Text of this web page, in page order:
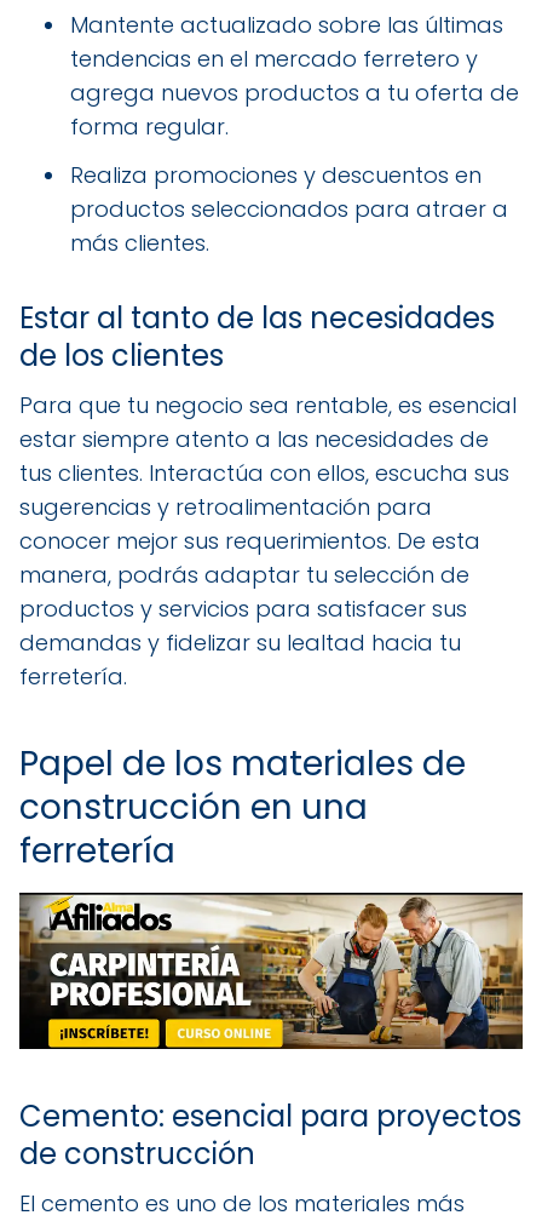
Mantente actualizado sobre las últimas
tendencias en el mercado ferretero y
agrega nuevos productos a tu oferta de
forma regular.
Realiza promociones y descuentos en
productos seleccionados para atraer a
más clientes.
Estar al tanto de las necesidades
de los clientes
Para que tu negocio sea rentable, es esencial
estar siempre atento a las necesidades de
tus clientes. Interactúa con ellos, escucha sus
sugerencias y retroalimentación para
conocer mejor sus requerimientos. De esta
manera, podrás adaptar tu selección de
productos y servicios para satisfacer sus
demandas y fidelizar su lealtad hacia tu
ferretería.
Papel de los materiales de
construcción en una
ferretería
Cemento: esencial para proyectos
de construcción
El cemento es uno de los materiales más